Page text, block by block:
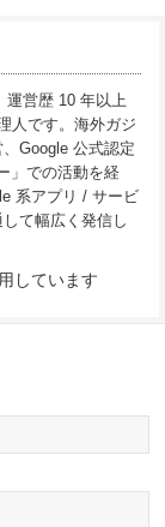
運営歴 10 年以上
人です。海外ガジ
Google 公式認定
」での活動を経
系アプリ / サービ
て幅広く発信し
しています